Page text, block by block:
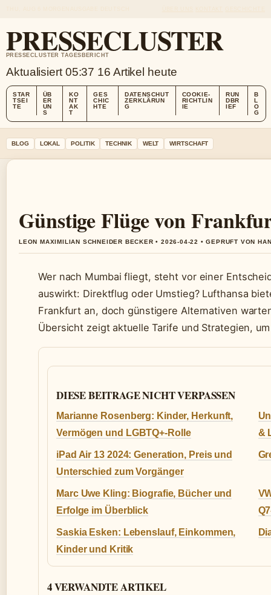
PRESSECLUSTER
PRESSECLUSTER TAGESBERICHT
Aktualisiert 05:37 16 Artikel heute
STAR
TSEI
TE
ÜB
ER
UN
S
KO
NT
AK
T
GES
CHIC
HTE
DATENSCHUT
ZERKLÄRUN
G
COOKIE-
RICHTLIN
IE
RUN
DBR
IEF
B
L
O
G
BLOG LOKAL POLITIK TECHNIK WELT WIRTSCHAFT
Günstige Flüge von
LEON MAXIMILIAN SCHNEIDER BECKER • 2026-04-22 • GEPRUFT VON
Wer nach Mumbai fliegt, steht vor einer
auswirkt: Direktflug oder Umstieg? Lufthansa
Frankfurt an, doch günstigere Alternativen
Übersicht zeigt aktuelle Tarife und Strategien,
DIESE BEITRAGE NICHT VERPASSEN
Marianne Rosenberg: Kinder, Herkunft,
Vermögen und LGBTQ+-Rolle
&
iPad Air 13 2024: Generation, Preis und
Unterschied zum Vorgänger
Marc Uwe Kling: Biografie, Bücher und
Erfolge im Überblick
Saskia Esken: Lebenslauf, Einkommen,
Kinder und Kritik
4 VERWANDTE ARTIKEL